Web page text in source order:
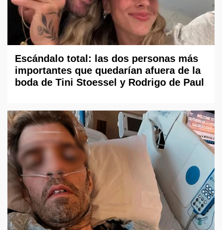
Escándalo total: las dos personas más
importantes que quedarían afuera de la
boda de Tini Stoessel y Rodrigo de Paul